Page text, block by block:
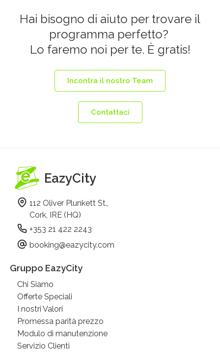
Hai bisogno di aiuto per trovare il
programma perfetto?
Lo faremo noi per te. È gratis!
Incontra il nostro Team
Contattaci
EazyCity
112 Oliver Plunkett St.,
Cork, IRE (HQ)
+353 21 422 2243
booking@eazycity.com
Gruppo EazyCity
Chi Siamo
Offerte Speciali
I nostri Valori
Promessa parità prezzo
Modulo di manutenzione
Servizio Clienti